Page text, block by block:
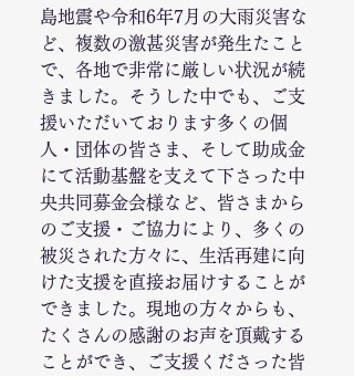
島地震や令和6年7月の大雨災害な
ど、複数の激甚災害が発生たこと
で、各地で非常に厳しい状況が続
きました。そうした中でも、ご支
援いただいております多くの個
人・団体の皆さま、そして助成金
にて活動基盤を支えて下さった中
央共同募金会様など、皆さまから
のご支援・ご協力により、多くの
被災された方々に、生活再建に向
けた支援を直接お届けすることが
できました。現地の方々からも、
たくさんの感謝のお声を頂戴する
ことができ、ご支援くださった皆